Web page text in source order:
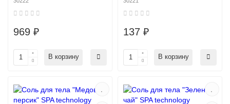
969 ₽
В корзину
137 ₽
В корзину